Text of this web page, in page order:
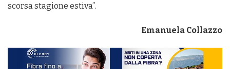
scorsa stagione estiva”.
Emanuela Collazzo